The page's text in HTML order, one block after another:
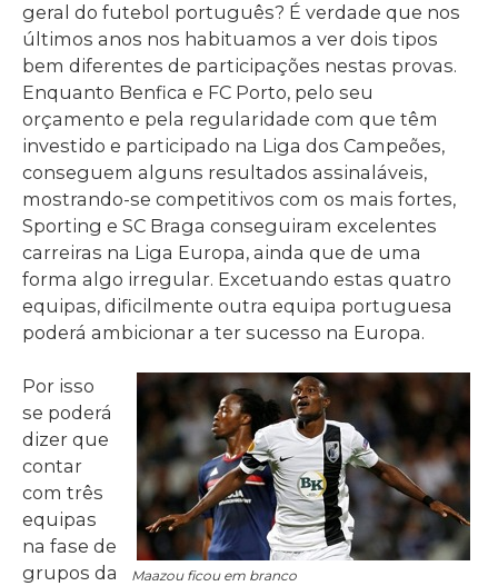
geral do futebol português? É verdade que nos
últimos anos nos habituamos a ver dois tipos
bem diferentes de participações nestas provas.
Enquanto Benfica e FC Porto, pelo seu
orçamento e pela regularidade com que têm
investido e participado na Liga dos Campeões,
conseguem alguns resultados assinaláveis,
mostrando-se competitivos com os mais fortes,
Sporting e SC Braga conseguiram excelentes
carreiras na Liga Europa, ainda que de uma
forma algo irregular. Excetuando estas quatro
equipas, dificilmente outra equipa portuguesa
poderá ambicionar a ter sucesso na Europa.
Maazou ficou em branco
Por isso
se poderá
dizer que
contar
com três
equipas
na fase de
grupos da